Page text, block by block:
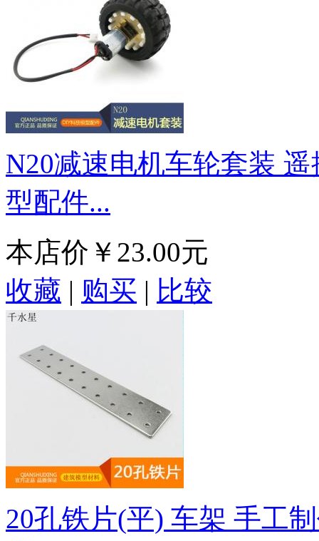
N20减速电机车轮套装
型配件...
本店价 ￥23.00元
收藏 | 购买 | 比较
20孔铁片(平) 车架 手工